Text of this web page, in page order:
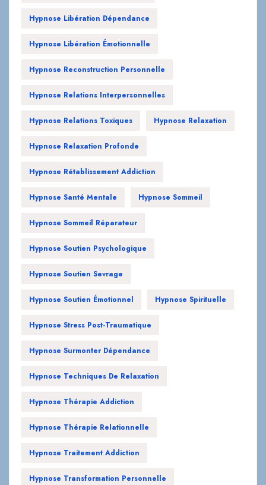
Hypnose Libération Dépendance
Hypnose Libération Émotionnelle
Hypnose Reconstruction Personnelle
Hypnose Relations Interpersonnelles
Hypnose Relations Toxiques Hypnose Relaxation
Hypnose Relaxation Profonde
Hypnose Rétablissement Addiction
Hypnose Santé Mentale Hypnose Sommeil
Hypnose Sommeil Réparateur
Hypnose Soutien Psychologique
Hypnose Soutien Sevrage
Hypnose Soutien Émotionnel Hypnose Spirituelle
Hypnose Stress Post-Traumatique
Hypnose Surmonter Dépendance
Hypnose Techniques De Relaxation
Hypnose Thérapie Addiction
Hypnose Thérapie Relationnelle
Hypnose Traitement Addiction
Hypnose Transformation Personnelle